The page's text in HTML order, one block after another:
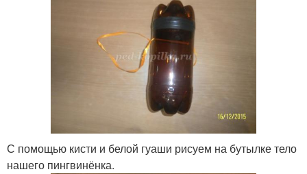
С помощью кисти и белой гуаши рисуем на бутылке тело
нашего пингвинёнка.